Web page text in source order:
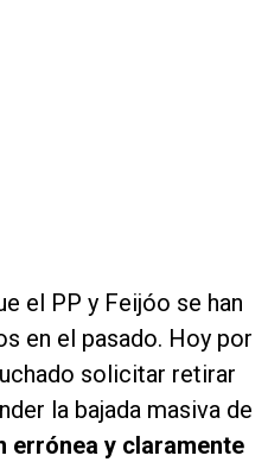
el PP y Feijóo se han
en el pasado. Hoy por
solicitar retirar
la bajada masiva de
errónea y claramente